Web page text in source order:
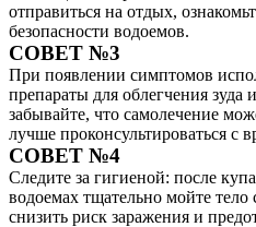
отправиться на отдых,
безопасности водоемов.
СОВЕТ №3
При появлении симптомов
препараты для облегчения зуда
забывайте, что самолечение
лучше проконсультироваться с
СОВЕТ №4
Следите за гигиеной: после
водоемах тщательно мойте
снизить риск заражения и